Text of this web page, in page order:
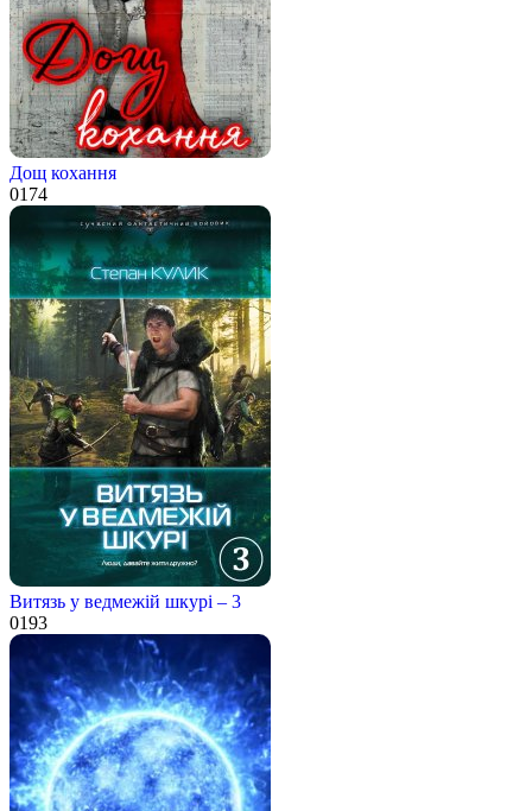
Дощ кохання
0174
Витязь у ведмежій шкурі – 3
0193